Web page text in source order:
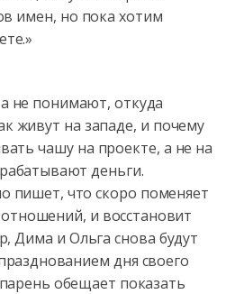
имен, но пока хотим
не понимают, откуда
живут на западе, и почему
чашу на проекте, а не на
деньги.
пишет, что скоро поменяет
и восстановит
Дима и Ольга снова будут
дня своего
обещает показать